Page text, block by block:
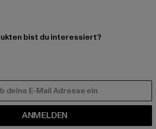
bist du interessiert?
ANMELDEN